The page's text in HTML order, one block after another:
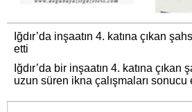
Iğdır’da inşaatın 4. katına çıkan
etti
Iğdır’da bir inşaatın 4. katına çıkan
uzun süren ikna çalışmaları